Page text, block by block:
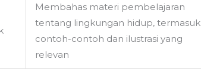
Membahas materi pembelajaran
tentang lingkungan hidup, termasuk
contoh-contoh dan ilustrasi yang
relevan